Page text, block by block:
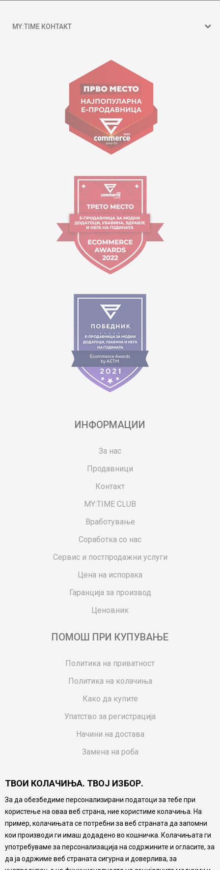
MY:TIME КОНТАКТ
ул. Гоце Николовски бр.74 Скопје
contact@mytime.mk
Работно време:
09:00 до 17:00
ИНФОРМАЦИИ
За нас
Продавници
Контакт
MY:TIME CLUB
Вработување
Соработка со нас
Сервис и постпродажни услуги
Цена на испорака
Гаранција за производ
Ценовник
ПОМОШ ПРИ КУПУВАЊЕ
Политика на приватност
Политика на колачиња
Како да купите
Упатство за регистрација
Начини на достава
Замена на роба
Ваучери
Product Finder
FAQs
Настојуваме да бидеме што попрецизни во описот на
производите, прикажување на слики и цени, но не
можеме да гарантираме дека сите информации се
ТВОИ КОЛАЧИЊА. ТВОЈ ИЗБОР.
За да обезбедиме персонализирани податоци за тебе при
користење на оваа веб страна, ние користиме колачиња. На
пример, колачињата се потребни за веб страната да запомни
кои производи ги имаш додадено во кошничка. Колачињата ги
употребуваме за персонализација на содржините и огласите, за
да ја одржиме веб страната сигурна и доверлива, за